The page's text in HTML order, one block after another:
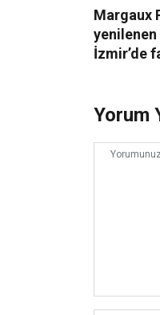
Margaux
İzmir’de
Yorum